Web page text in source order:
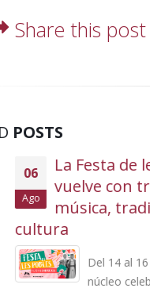
Share this post
POSTS
de les Pobles
con tres días de
tradición y
Del 14 al 16 de agosto, el
núcleo celebrará su fiesta